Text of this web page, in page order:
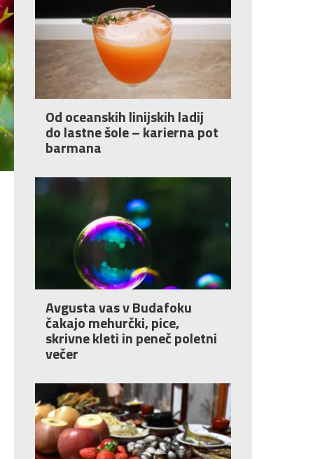
Od oceanskih linijskih ladij
do lastne šole – karierna pot
barmana
Avgusta vas v Budafoku
čakajo mehurčki, pice,
skrivne kleti in peneč poletni
večer